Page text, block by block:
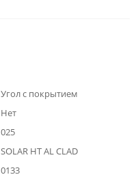
Угол с покрытием
Нет
025
SOLAR HT AL CLAD
0133